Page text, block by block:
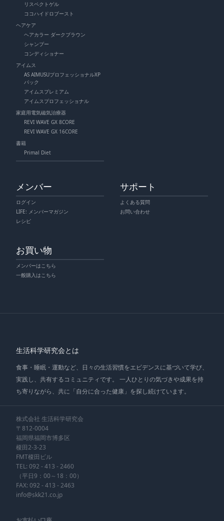
リスペクトゲル
ココハイドロブースト
ヘアケア
ヘアカラー ダークブラウン
シャンプー
コンディショナー
アイムス
AS AIMUSUプロフェッショナルXP
パック
アイムスプレミアム
アイムスプロフェッショナル
家庭用電気磁気治療器
REVI WAVE GX 8CORE
REVI WAVE GX 16CORE
書籍
Primal Diet
メンバー
ログイン
LIFE: メンバーマガジン
レシピ
サポート
よくある質問
お問い合わせ
お買い物
メンバーはこちら
一般購入はこちら
生活科学研究会とは
食事・睡眠・運動など、日々の生活習慣をエビデンスに基づいて学び、
実践し、共有するコミュニティです。 一人ひとりの気づきや成果を持
ち寄りながら、共に「自分に合った健康」を探し続けています。
株式会社 生活科学研究会
〒812-0004
福岡県福岡市博多区
榎田2-3-23
FMT榎田ビル
TEL: 092 - 413 - 2460
（平日9：00～18：00）
FAX: 092 - 413 - 2463
info@skk21.co.jp